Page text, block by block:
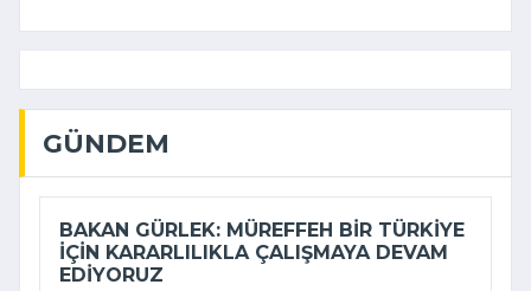
GÜNDEM
BAKAN GÜRLEK: MÜREFFEH BIR TÜRKIYE
IÇIN KARARLILIKLA ÇALIŞMAYA DEVAM
EDIYORUZ